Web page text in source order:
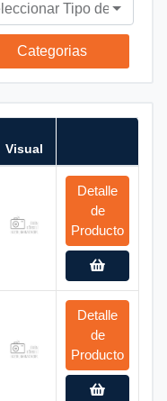
Tipo de
Categorias
Visual
Detalle
de
Producto
Detalle
de
Producto